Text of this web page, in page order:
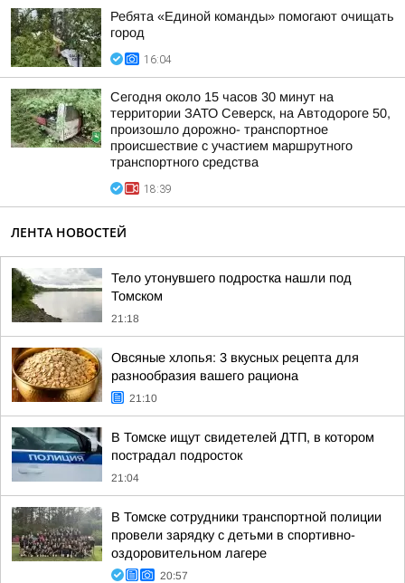
Ребята «Единой команды» помогают очищать
город
16:04
Сегодня около 15 часов 30 минут на
территории ЗАТО Северск, на Автодороге 50,
произошло дорожно- транспортное
происшествие с участием маршрутного
транспортного средства
18:39
ЛЕНТА НОВОСТЕЙ
Тело утонувшего подростка нашли под
Томском
21:18
Овсяные хлопья: 3 вкусных рецепта для
разнообразия вашего рациона
21:10
В Томске ищут свидетелей ДТП, в котором
пострадал подросток
21:04
В Томске сотрудники транспортной полиции
провели зарядку с детьми в спортивно-
оздоровительном лагере
20:57